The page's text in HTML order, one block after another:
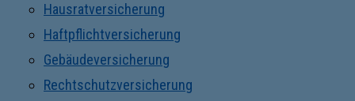
Hausratversicherung
Haftpflichtversicherung
Gebäudeversicherung
Rechtschutzversicherung